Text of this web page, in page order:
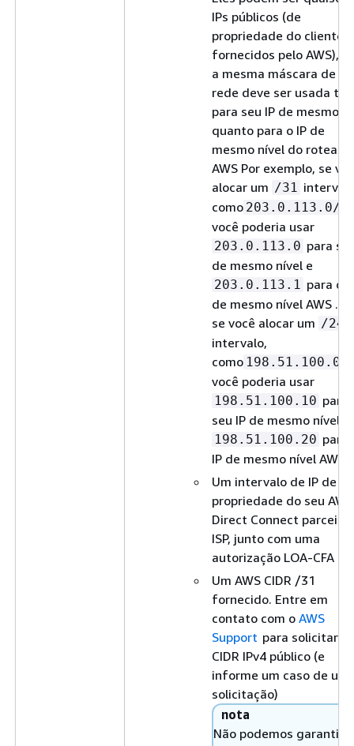
IPs públicos (de
propriedade do cliente
fornecidos pelo AWS),
a mesma máscara de
rede deve ser usada
para seu IP de mesmo
quanto para o IP de
mesmo nível do
AWS Por exemplo, se
alocar um /31
como 203.0.113.0/
você poderia usar
203.0.113.0 para
de mesmo nível e
203.0.113.1 para o
de mesmo nível AWS .
se você alocar um /24
intervalo,
como 198.51.100.0/
você poderia usar
198.51.100.10 para
seu IP de mesmo nível e
198.51.100.20 para
IP de mesmo nível AWS .
Um intervalo de IP de
propriedade do seu AWS
Direct Connect parceiro
ISP, junto com uma
autorização LOA-CFA
Um AWS CIDR /31
fornecido. Entre em
contato com o AWS
Support para solicitar
CIDR IPv4 público (e
informe um caso de uso
solicitação)
nota
Não podemos garantir